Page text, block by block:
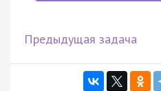
Предыдущая задача